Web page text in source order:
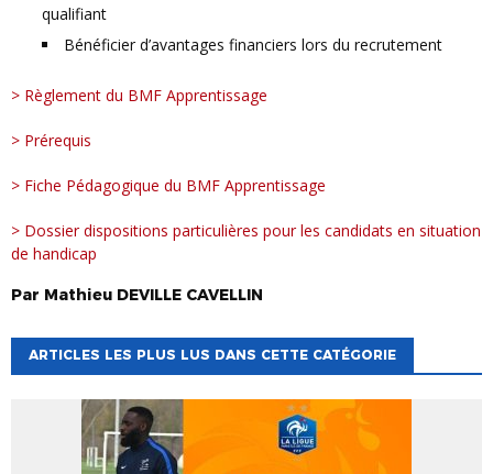
qualifiant
Bénéficier d’avantages financiers lors du recrutement
> Règlement du BMF Apprentissage
> Prérequis
> Fiche Pédagogique du BMF Apprentissage
> Dossier dispositions particulières pour les candidats en situation
de handicap
Par Mathieu DEVILLE CAVELLIN
ARTICLES LES PLUS LUS DANS CETTE CATÉGORIE